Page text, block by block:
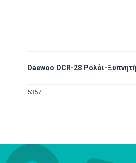
Daewoo DCR-28 Ρολόι-
5357